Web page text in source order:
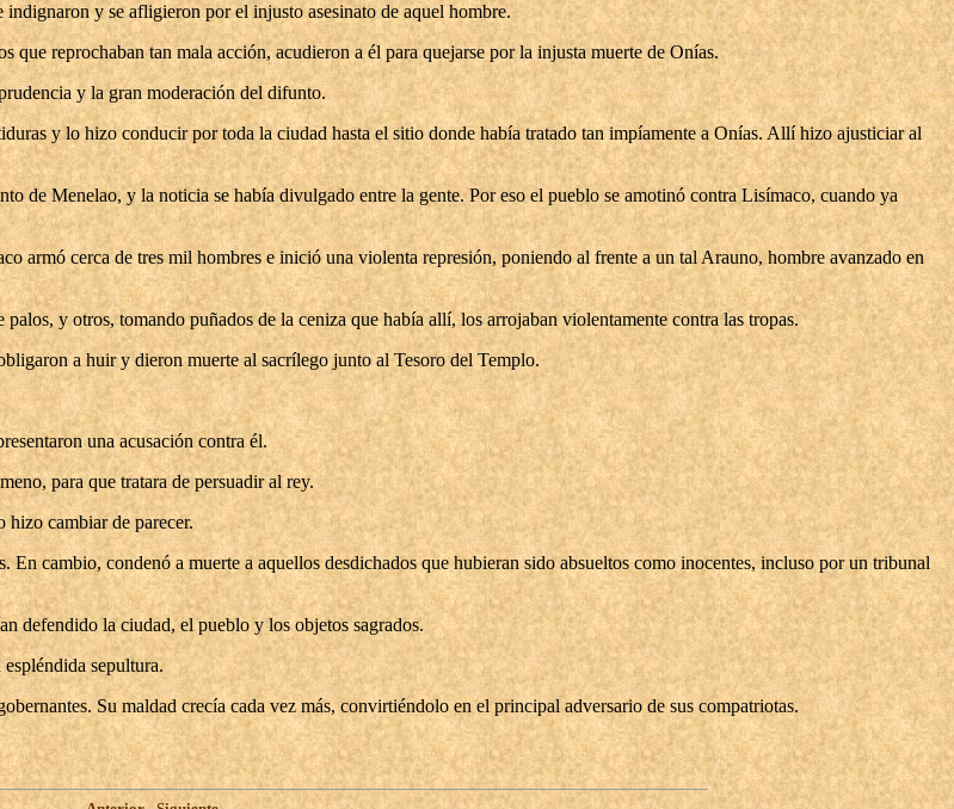
y se afligieron por el injusto asesinato de aquel hombre.
reprochaban tan mala acción, acudieron a él para quejarse por la injusta muerte de Onías.
y la gran moderación del difunto.
y lo hizo conducir por toda la ciudad hasta el sitio donde había tratado tan impíamente a Onías. Allí hizo ajusticiar al
de Menelao, y la noticia se había divulgado entre la gente. Por eso el pueblo se amotinó contra Lisímaco, cuando ya
armó cerca de tres mil hombres e inició una violenta represión, poniendo al frente a un tal Arauno, hombre avanzado en
y otros, tomando puñados de la ceniza que había allí, los arrojaban violentamente contra las tropas.
a huir y dieron muerte al sacrílego junto al Tesoro del Templo.
una acusación contra él.
para que tratara de persuadir al rey.
cambiar de parecer.
En cambio, condenó a muerte a aquellos desdichados que hubieran sido absueltos como inocentes, incluso por un tribunal
defendido la ciudad, el pueblo y los objetos sagrados.
sepultura.
Su maldad crecía cada vez más, convirtiéndolo en el principal adversario de sus compatriotas.